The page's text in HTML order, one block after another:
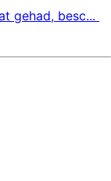
gehad, besc...